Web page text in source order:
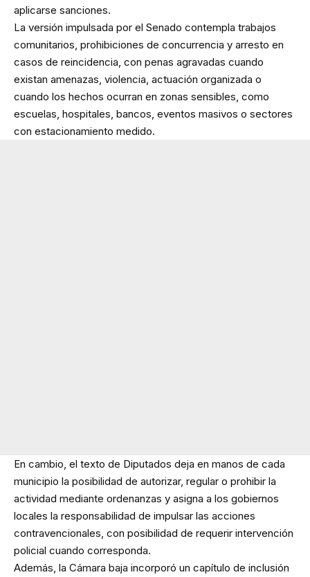
aplicarse sanciones.
La versión impulsada por el Senado contempla trabajos
comunitarios, prohibiciones de concurrencia y arresto en
casos de reincidencia, con penas agravadas cuando
existan amenazas, violencia, actuación organizada o
cuando los hechos ocurran en zonas sensibles, como
escuelas, hospitales, bancos, eventos masivos o sectores
con estacionamiento medido.
En cambio, el texto de Diputados deja en manos de cada
municipio la posibilidad de autorizar, regular o prohibir la
actividad mediante ordenanzas y asigna a los gobiernos
locales la responsabilidad de impulsar las acciones
contravencionales, con posibilidad de requerir intervención
policial cuando corresponda.
Además, la Cámara baja incorporó un capítulo de inclusión